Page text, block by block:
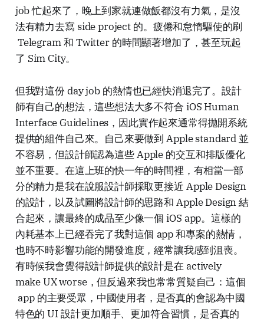
job 忙起來了，晚上到家就連做飯都沒有力氣，是沒
法有精力去寫 side project 的。疲倦和怠惰驅使的刷
Telegram 和 Twitter 的時間顯著增加了，甚至玩起
了 Sim City。
但我對這份day job 的熱情也已經快消退完了。設計
師有自己的想法，這些想法大多不符合 iOS Human
Interface Guidelines ，因此實作起來通常得拋開系統
提供的組件自己來。自己來要做到 Apple standard 並
不容易，但設計師認為這些Apple 的交互和排版優化
並不重要。在這上班的快一年的時間裡，有相當一部
分的精力是我在說服設計師採取更接近 Apple Design
的設計，以及試圖將設計師的思路和 Apple Design 結
合起來，讓最終的成品至少像一個 iOS app。這樣的
內耗基本上已經吞完了我對這個 app和專案的熱情，
也時不時影響功能的開發進度，經常讓我感到沮喪。
有時候我會覺得設計師提供的設計是在 actively
make UX worse，但反過來我也常常質疑自己：這個
app 的主要受眾，中國使用者，是否真的會認為中國
特色的 UI 設計更加順手、更加符合習慣，是否真的